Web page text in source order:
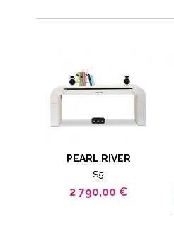
PEARL RIVER
S5
2 790,00 €